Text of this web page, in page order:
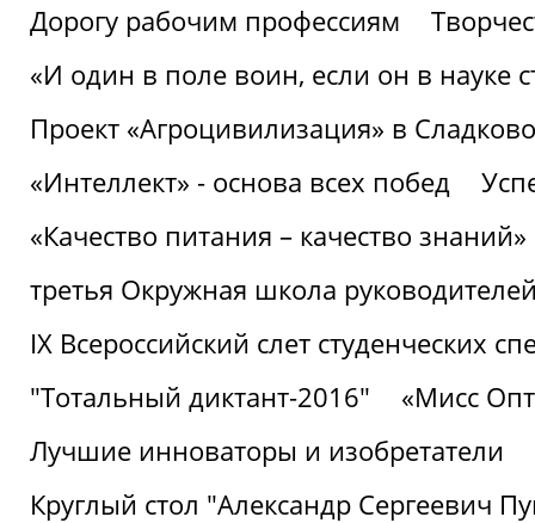
Дорогу рабочим профессиям
«И один в поле воин, если он в науке
Проект «Агроцивилизация» в Сладково
«Интеллект» - основа всех побед
«Качество питания – качество знаний»
третья Окружная школа
IХ Всероссийский слет студенческих
"Тотальный диктант-2016"
«Мисс
Лучшие инноваторы и изобретатели
Круглый стол "Александр Сергеевич